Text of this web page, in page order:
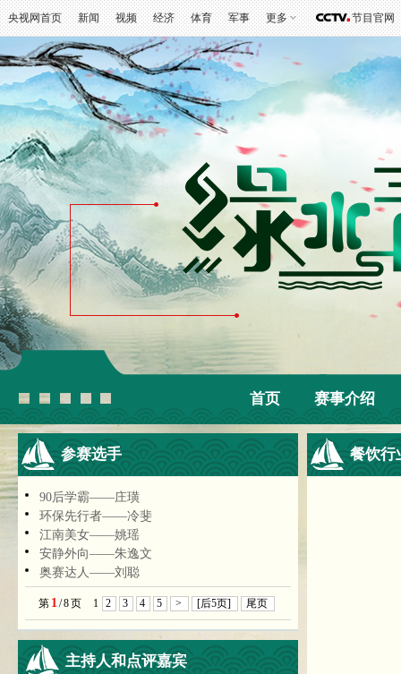
央视网首页 新闻 视频 经济 体育 军事 更多 节目官网
首页 赛事介绍
参赛选手
90后学霸——庄璜
环保先行者——冷斐
江南美女——姚瑶
安静外向——朱逸文
奥赛达人——刘聪
第 1 /8页 1 2 3 4 5 > [后5页] 尾页
主持人和点评嘉宾
餐饮行